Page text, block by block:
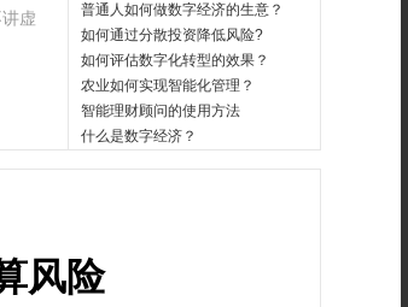
虚
普通人如何做数字经济的生意？
如何通过分散投资降低风险?
如何评估数字化转型的效果？
农业如何实现智能化管理？
智能理财顾问的使用方法
什么是数字经济？
风险